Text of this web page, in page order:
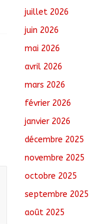
juillet 2026
juin 2026
mai 2026
avril 2026
mars 2026
février 2026
janvier 2026
décembre 2025
novembre 2025
octobre 2025
septembre 2025
août 2025